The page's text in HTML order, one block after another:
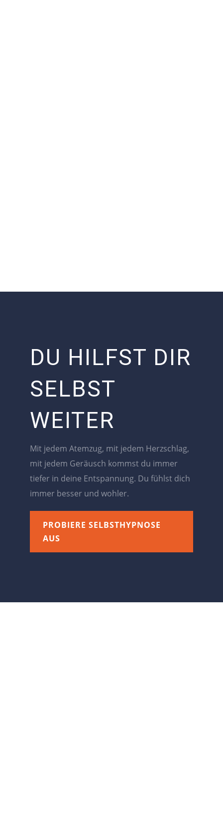
DU HILFST DIR
SELBST
WEITER
Mit jedem Atemzug, mit jedem Herzschlag,
mit jedem Geräusch kommst du immer
tiefer in deine Entspannung. Du fühlst dich
immer besser und wohler.
PROBIERE SELBSTHYPNOSE
AUS